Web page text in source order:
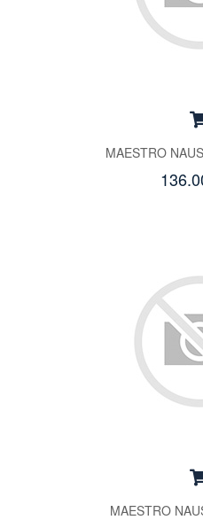
MAESTRO
MAESTRO